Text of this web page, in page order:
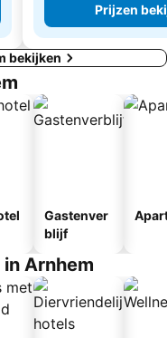
Prijzen
bekijken
Gastenver
blijf
Arnhem